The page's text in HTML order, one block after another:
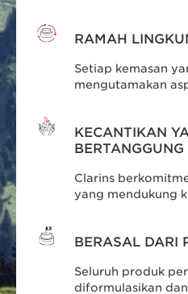
RAMAH
Setiap kemasan
mengutamakan
KECANTIKAN
Clarins
yang mendukung
BERASAL DARI
Seluruh produk
diformulasikan